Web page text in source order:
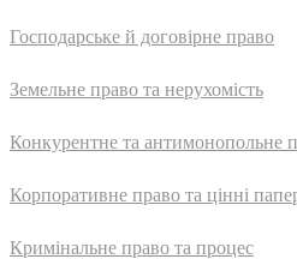
Господарське й договірне право
Земельне право та нерухомість
Конкурентне та антимонопольне
Корпоративне право та цінні
Кримінальне право та процес